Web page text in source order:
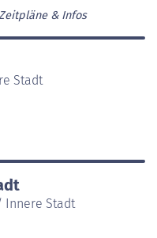
& Infos
Stadt
Innere Stadt